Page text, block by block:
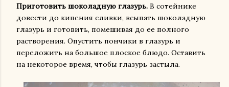
Приготовить шоколадную глазурь. В сотейнике
довести до кипения сливки, всыпать шоколадную
глазурь и готовить, помешивая до ее полного
растворения. Опустить пончики в глазурь и
переложить на большое плоское блюдо. Оставить
на некоторое время, чтобы глазурь застыла.